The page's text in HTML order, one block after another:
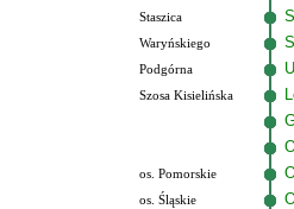
Staszica
Waryńskiego
Podgórna
Szosa Kisielińska
os. Pomorskie
os. Śląskie